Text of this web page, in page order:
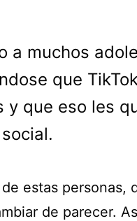
a muchos
que
y que eso les
estas personas,
de parecer.